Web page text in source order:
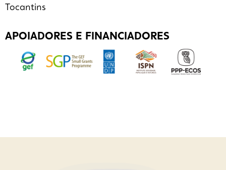
Tocantins
APOIADORES E FINANCIADORES